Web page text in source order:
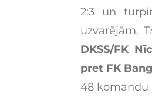
2:3 un
uzvarējām.
DKSS/FK
pret FK
48 komandu